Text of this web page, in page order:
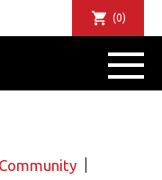
(0)
Community
NIEUWS
DE CLUB
TICKETS